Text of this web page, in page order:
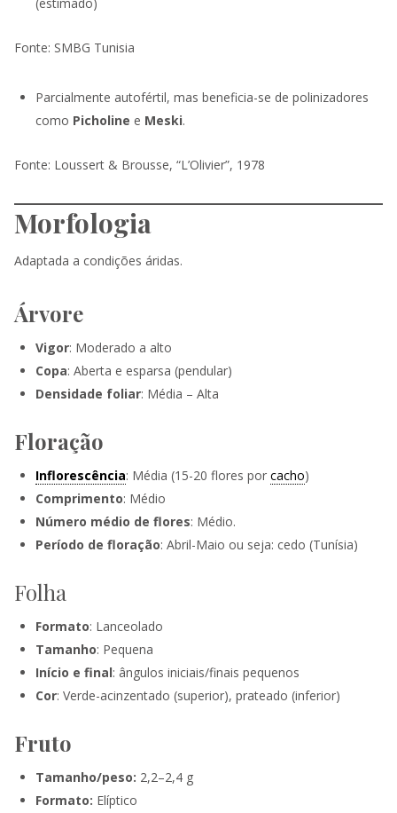
Fonte: SMBG Tunisia
Parcialmente autofértil, mas beneficia-se de polinizadores
como Picholine e Meski.
Fonte: Loussert & Brousse, “L’Olivier”, 1978
Morfologia
Adaptada a condições áridas.
Árvore
Vigor: Moderado a alto
Copa: Aberta e esparsa (pendular)
Densidade foliar: Média – Alta
Floração
Inflorescência: Média (15-20 flores por cacho)
Comprimento: Médio
Número médio de flores: Médio.
Período de floração: Abril-Maio ou seja: cedo (Tunísia)
Folha
Formato: Lanceolado
Tamanho: Pequena
Início e final: ângulos iniciais/finais pequenos
Cor: Verde-acinzentado (superior), prateado (inferior)
Fruto
Tamanho/peso: 2,2–2,4 g
Formato: Elíptico